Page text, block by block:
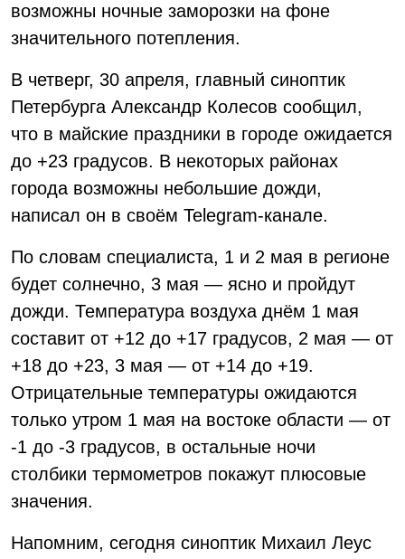
возможны ночные заморозки на фоне
значительного потепления.
В четверг, 30 апреля, главный синоптик
Петербурга Александр Колесов сообщил,
что в майские праздники в городе ожидается
до +23 градусов. В некоторых районах
города возможны небольшие дожди,
написал он в своём Telegram-канале.
По словам специалиста, 1 и 2 мая в регионе
будет солнечно, 3 мая — ясно и пройдут
дожди. Температура воздуха днём 1 мая
составит от +12 до +17 градусов, 2 мая — от
+18 до +23, 3 мая — от +14 до +19.
Отрицательные температуры ожидаются
только утром 1 мая на востоке области — от
-1 до -3 градусов, в остальные ночи
столбики термометров покажут плюсовые
значения.
Напомним, сегодня синоптик Михаил Леус